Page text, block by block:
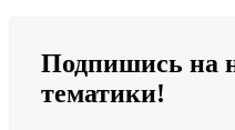
Подпишись на
тематики!